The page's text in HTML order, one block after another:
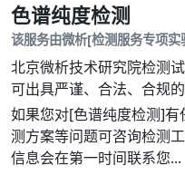
色谱纯度检测
该服务由微析[检测服务专项实
北京微析技术研究院检测
可出具严谨、合法、合规
如果您对[色谱纯度检测]
测方案等问题可咨询检测
信息会在第一时间联系您...